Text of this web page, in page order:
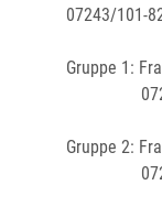
07243/101-
Gruppe 1:
07243/
Gruppe 2:
07243/